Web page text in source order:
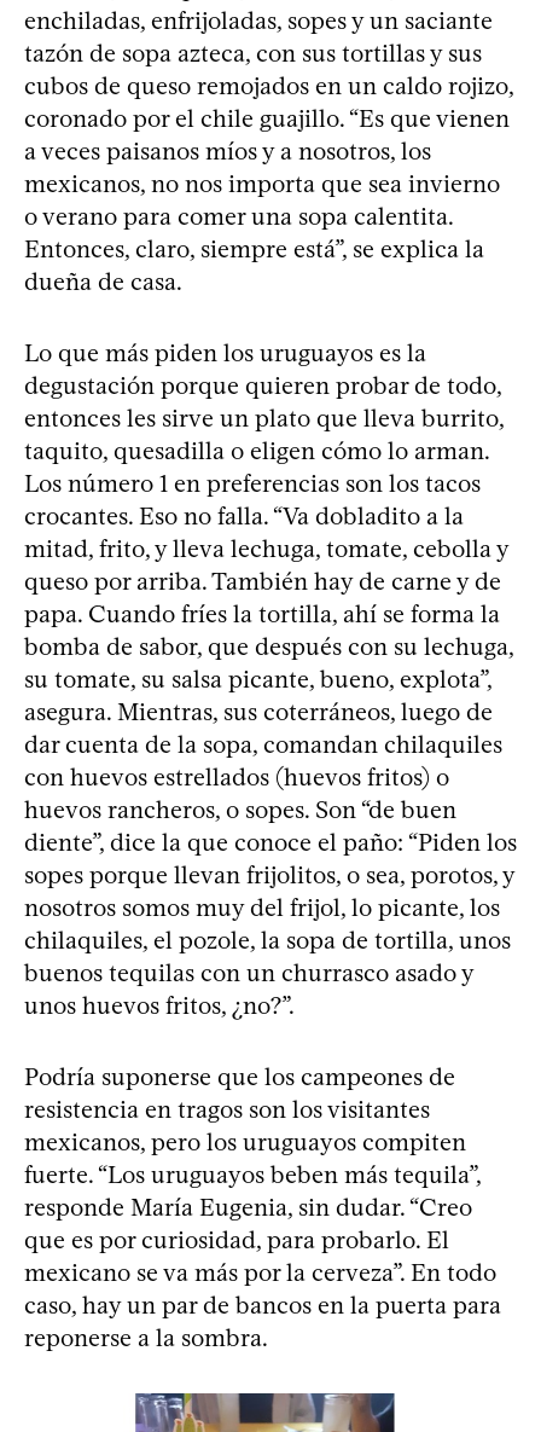
enchiladas, enfrijoladas, sopes y un saciante
tazón de sopa azteca, con sus tortillas y sus
cubos de queso remojados en un caldo rojizo,
coronado por el chile guajillo. “Es que vienen
a veces paisanos míos y a nosotros, los
mexicanos, no nos importa que sea invierno
o verano para comer una sopa calentita.
Entonces, claro, siempre está”, se explica la
dueña de casa.
Lo que más piden los uruguayos es la
degustación porque quieren probar de todo,
entonces les sirve un plato que lleva burrito,
taquito, quesadilla o eligen cómo lo arman.
Los número 1 en preferencias son los tacos
crocantes. Eso no falla. “Va dobladito a la
mitad, frito, y lleva lechuga, tomate, cebolla y
queso por arriba. También hay de carne y de
papa. Cuando fríes la tortilla, ahí se forma la
bomba de sabor, que después con su lechuga,
su tomate, su salsa picante, bueno, explota”,
asegura. Mientras, sus coterráneos, luego de
dar cuenta de la sopa, comandan chilaquiles
con huevos estrellados (huevos fritos) o
huevos rancheros, o sopes. Son “de buen
diente”, dice la que conoce el paño: “Piden los
sopes porque llevan frijolitos, o sea, porotos, y
nosotros somos muy del frijol, lo picante, los
chilaquiles, el pozole, la sopa de tortilla, unos
buenos tequilas con un churrasco asado y
unos huevos fritos, ¿no?”.
Podría suponerse que los campeones de
resistencia en tragos son los visitantes
mexicanos, pero los uruguayos compiten
fuerte. “Los uruguayos beben más tequila”,
responde María Eugenia, sin dudar. “Creo
que es por curiosidad, para probarlo. El
mexicano se va más por la cerveza”. En todo
caso, hay un par de bancos en la puerta para
reponerse a la sombra.